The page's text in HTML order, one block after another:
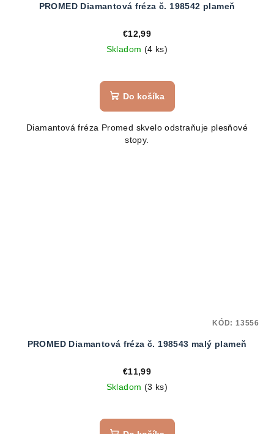
PROMED Diamantová fréza č. 198542 plameň
€12,99
Skladom (4 ks)
Do košíka
Diamantová fréza Promed skvelo odstraňuje plesňové
stopy.
PROMED Diamantová fréza č. 198543 malý plameň
€11,99
Skladom (3 ks)
KÓD: 13556